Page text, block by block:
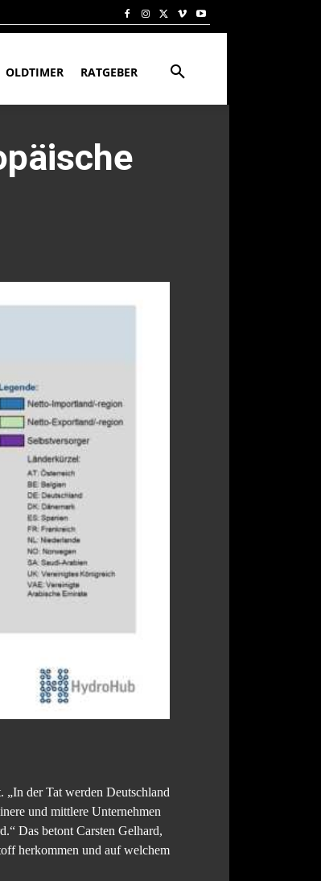
OLDTIMER RATGEBER
„In der Tat werden Deutschland
und mittlere Unternehmen
Das betont Carsten Gelhard,
herkommen und auf welchem